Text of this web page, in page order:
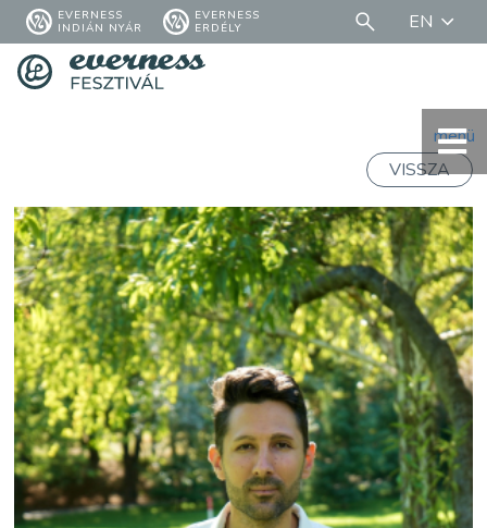
EVERNESS
INDIÁN NYÁR
EVERNESS
ERDÉLY
EN
menü
VISSZA